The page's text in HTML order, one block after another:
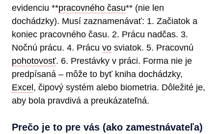
evidenciu **pracovného času** (nie len
dochádzky). Musí zaznamenávať: 1. Začiatok a
koniec pracovného času. 2. Prácu nadčas. 3.
Nočnú prácu. 4. Prácu vo sviatok. 5. Pracovnú
pohotovosť. 6. Prestávky v práci. Forma nie je
predpísaná – môže to byť kniha dochádzky,
Excel, čipový systém alebo biometria. Dôležité je,
aby bola pravdivá a preukázateľná.
Prečo je to pre vás (ako zamestnávateľa)